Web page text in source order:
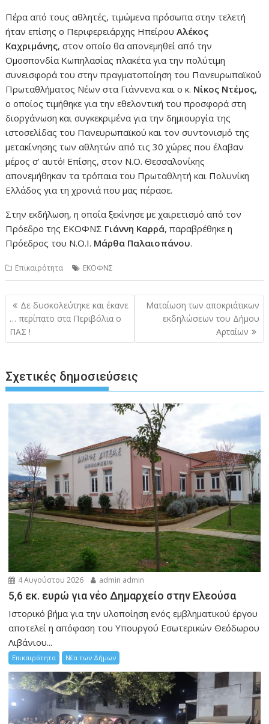
Πέρα από τους αθλητές, τιμώμενα πρόσωπα στην τελετή
ήταν επίσης ο Περιφερειάρχης ΗπείρουΑλέκος
Καχριμάνης, στον οποίο θα απονεμηθεί από την
Ομοσπονδία Κωπηλασίας πλακέτα για την πολύτιμη
συνεισφορά του στην πραγματοποίηση του Πανευρωπαϊκού
Πρωταθλήματος Νέων στα Γιάννενα και ο κ. Νίκος Ντέμος,
ο οποίος τιμήθηκε για την εθελοντική του προσφορά στη
διοργάνωση και συγκεκριμένα για την δημιουργία της
ιστοσελίδας του Πανευρωπαϊκού και τον συντονισμό της
μετακίνησης των αθλητών από τις 30 χώρες που έλαβαν
μέρος σ’ αυτό! Επίσης, στον Ν.Ο. Θεσσαλονίκης
απονεμήθηκαν τα τρόπαια του Πρωταθλητή και Πολυνίκη
Ελλάδος για τη χρονιά που μας πέρασε.
Στην εκδήλωση, η οποία ξεκίνησε με χαιρετισμό από τον
Πρόεδρο της ΕΚΟΦΝΣ Γιάννη Καρρά, παραβρέθηκε η
Πρόεδρος του Ν.Ο.Ι. Μάρθα Παλαιοπάνου.
Επικαιρότητα ΕΚΟΦΝΣ
Πλοήγηση
άρθρων
Δε δυσκολεύτηκε και έκανε
… περίπατο στα Περιβόλια ο
ΠΑΣ !
Ματαίωση των αποκριάτικων
εκδηλώσεων του Δήμου
Αρταίων
Σχετικές δημοσιεύσεις
4 Αυγούστου 2026 admin admin
5,6 εκ. ευρώ για νέο Δημαρχείο στην Ελεούσα
Ιστορικό βήμα για την υλοποίηση ενός εμβληματικού έργου
αποτελεί η απόφαση του Υπουργού Εσωτερικών Θεόδωρου
Λιβάνιου...
Επικαιρότητα Νέα των Δήμων